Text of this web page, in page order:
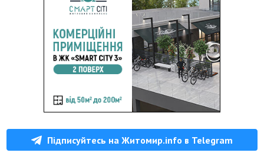
Підписуйтесь на Житомир.info в Telegram